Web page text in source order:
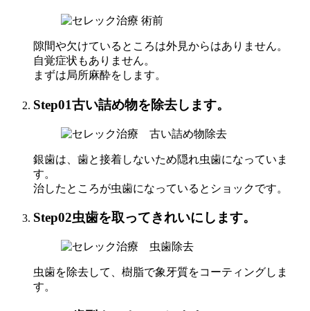
隙間や欠けているところは外見からはありません。
自覚症状もありません。
まずは局所麻酔をします。
Step01古い詰め物を除去します。
銀歯は、歯と接着しないため隠れ虫歯になっていま
す。
治したところが虫歯になっているとショックです。
Step02虫歯を取ってきれいにします。
虫歯を除去して、樹脂で象牙質をコーティングしま
す。